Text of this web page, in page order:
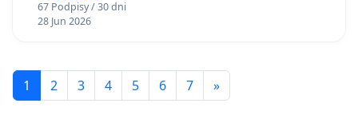
Policajného zboru SR
67 Podpisy / 30 dni
28 Jun 2026
1 2 3 4 5 6 7 »